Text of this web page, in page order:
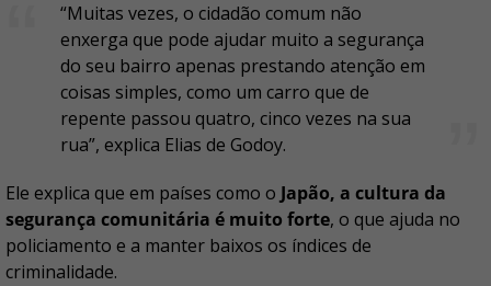
“Muitas vezes, o cidadão comum não
enxerga que pode ajudar muito a segurança
do seu bairro apenas prestando atenção em
coisas simples, como um carro que de
repente passou quatro, cinco vezes na sua
rua”, explica Elias de Godoy.
Ele explica que em países como o Japão, a cultura da
segurança comunitária é muito forte, o que ajuda no
policiamento e a manter baixos os índices de
criminalidade.